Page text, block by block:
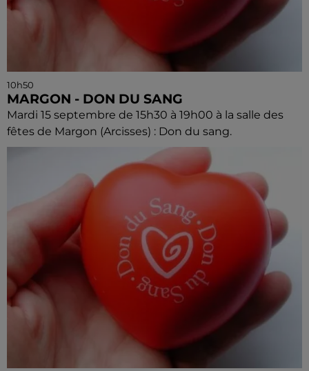
10h50
MARGON - DON DU SANG
Mardi 15 septembre de 15h30 à 19h00 à la salle des
fêtes de Margon (Arcisses) : Don du sang.